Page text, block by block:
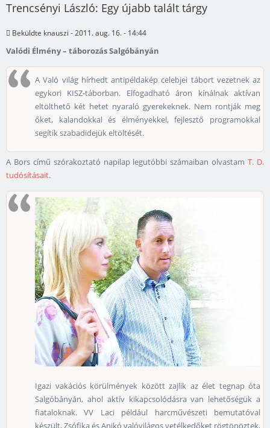
Trencsényi László: Egy újabb talált tárgy
Beküldte knauszi - 2011. aug. 16. - 14:44
Valódi Élmény – táborozás Salgóbányán
A Való világ hírhedt antipéldakép celebjei tábort vezetnek az
egykori KISZ-táborban. Elfogadható áron kínálnak aktívan
eltölthető két hetet nyaraló gyerekeknek. Nem rontják meg
őket, kalandokkal és élményekkel, fejlesztő programokkal
segítik szabadidejük eltöltését.
A Bors című szórakoztató napilap legutóbbi számaiban olvastamT. D.
tudósításait.
Igazi vakációs körülmények között zajlik az élet tegnap óta
Salgóbányán, ahol aktív kikapcsolódásra van lehetőségük a
fiataloknak. VV Laci például harcművészeti bemutatóval